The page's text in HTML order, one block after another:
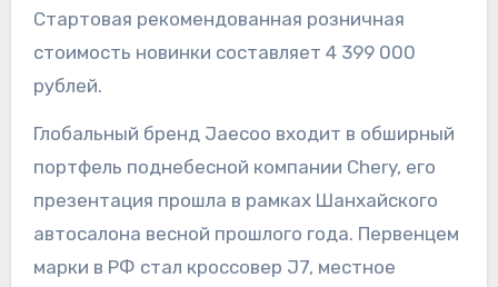
Стартовая рекомендованная розничная
стоимость новинки составляет 4 399 000
рублей.
Глобальный бренд Jaecoo входит в обширный
портфель поднебесной компании Chery, его
презентация прошла в рамках Шанхайского
автосалона весной прошлого года. Первенцем
марки в РФ стал кроссовер J7, местное